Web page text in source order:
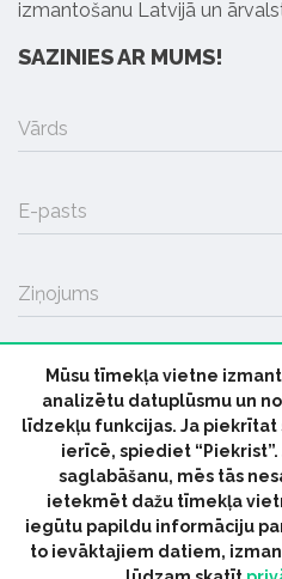
izmantošanu Latvijā un
SAZINIES AR MUMS!
Vārds
E-pasts
Ziņojums
© 2026 parmuziku.lv,
Mūsu tīmekļa vietne
analizētu datuplūsmu un
līdzekļu funkcijas. Ja piekrītat
ierīcē, spiediet
saglabāšanu, mēs tās
ietekmēt dažu tīmekļa
iegūtu papildu informāciju
to ievāktajiem datiem,